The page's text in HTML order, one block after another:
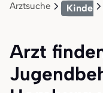
Arztsuche Kinder-
Arzt